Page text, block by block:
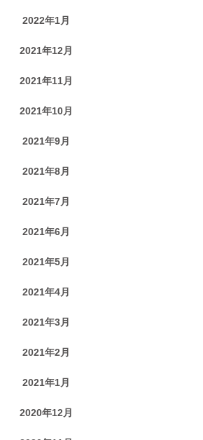
2022年1月
2021年12月
2021年11月
2021年10月
2021年9月
2021年8月
2021年7月
2021年6月
2021年5月
2021年4月
2021年3月
2021年2月
2021年1月
2020年12月